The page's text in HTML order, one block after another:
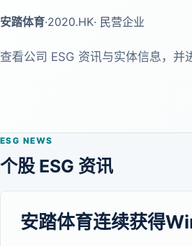
安踏体育·2020.HK· 民营企业
查看公司 ESG 资讯与实体信息，并
ESG NEWS
个股 ESG 资讯
安踏体育连续获得